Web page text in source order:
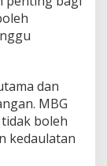
dan
MBG
boleh
kedaulatan